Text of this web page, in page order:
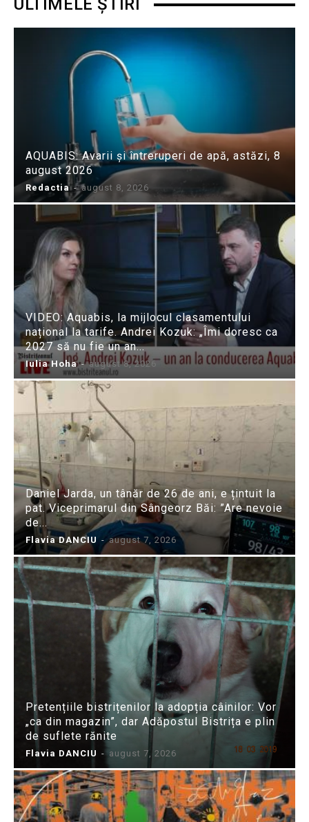
ULTIMELE ȘTIRI
AQUABIS: Avarii și întreruperi de apă, astăzi, 8
august 2026
Redactia - august 8, 2026
VIDEO: Aquabis, la mijlocul clasamentului
național la tarife. Andrei Kozuk: „Îmi doresc ca
2027 să nu fie un an...
Iulia Hoha - august 8, 2026
Daniel Jarda, un tânăr de 26 de ani, e țintuit la
pat. Viceprimarul din Sângeorz Băi: ”Are nevoie
de...
Flavia DANCIU - august 7, 2026
Pretențiile bistrițenilor la adopția câinilor: Vor
„ca din magazin”, dar Adăpostul Bistrița e plin
de suflete rănite
Flavia DANCIU - august 7, 2026